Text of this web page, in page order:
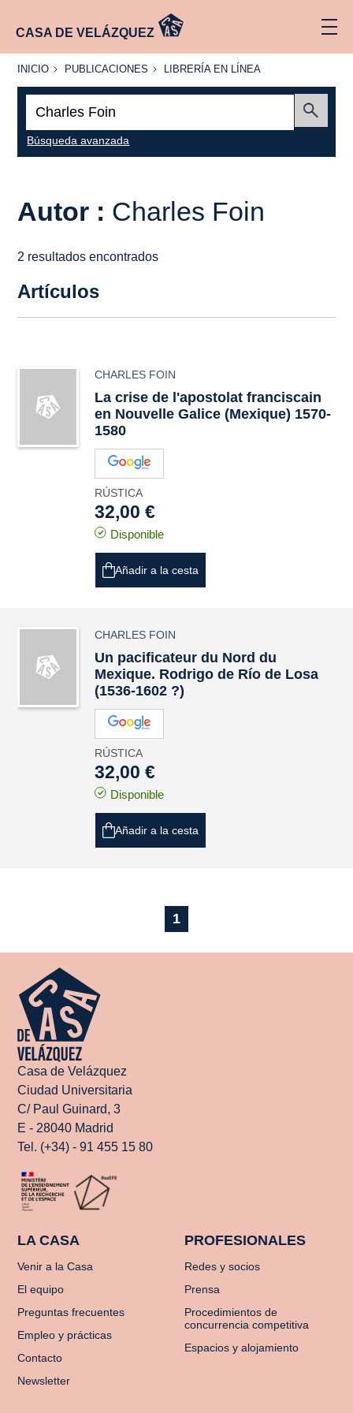
CASA DE VELÁZQUEZ
INICIO
INICIO PUBLICACIONES
PUBLICACIONES
LIBRERÍA
LÍNEA
LIBRERÍA EN LÍNEA
Búsqueda avanzada
Autor : Charles Foin
2 resultados encontrados
Artículos
CHARLES FOIN
La crise de l'apostolat franciscain
en Nouvelle Galice (Mexique) 1570-
1580
RÚSTICA
32,00 €
Disponible
Añadir a la cesta
CHARLES FOIN
Un pacificateur du Nord du
Mexique. Rodrigo de Río de Losa
(1536-1602 ?)
RÚSTICA
32,00 €
Disponible
Añadir a la cesta
1
Casa de Velázquez
Ciudad Universitaria
C/ Paul Guinard, 3
E - 28040 Madrid
Tel. (+34) - 91 455 15 80
LA CASA
Venir a la Casa
El equipo
Preguntas frecuentes
Empleo y prácticas
Contacto
Newsletter
PROFESIONALES
Redes y socios
Prensa
Procedimientos de
concurrencia competitiva
Espacios y alojamiento